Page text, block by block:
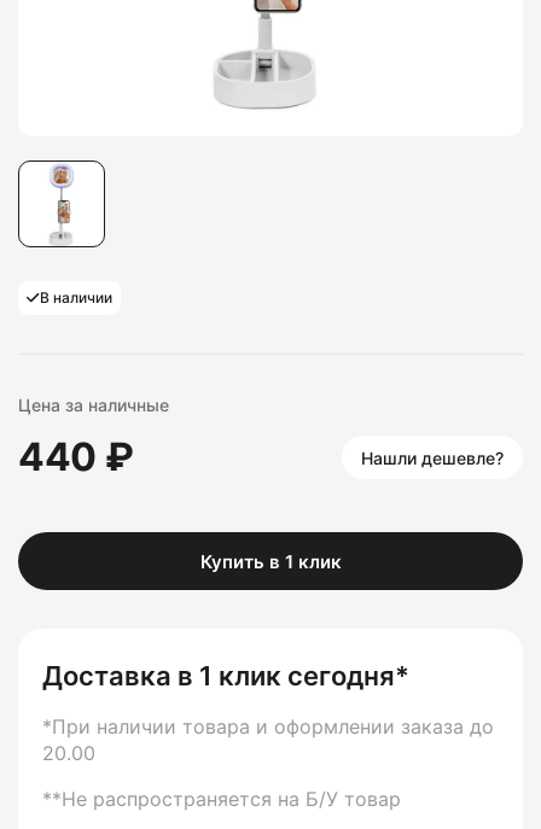
В наличии
Цена за наличные
440 ₽ Нашли дешевле?
Купить в 1 клик
Доставка в 1 клик сегодня*
*При наличии товара и оформлении заказа до
20.00
**Не распространяется на Б/У товар